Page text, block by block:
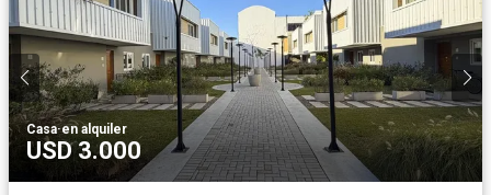
Casa·en alquiler
USD 3.000